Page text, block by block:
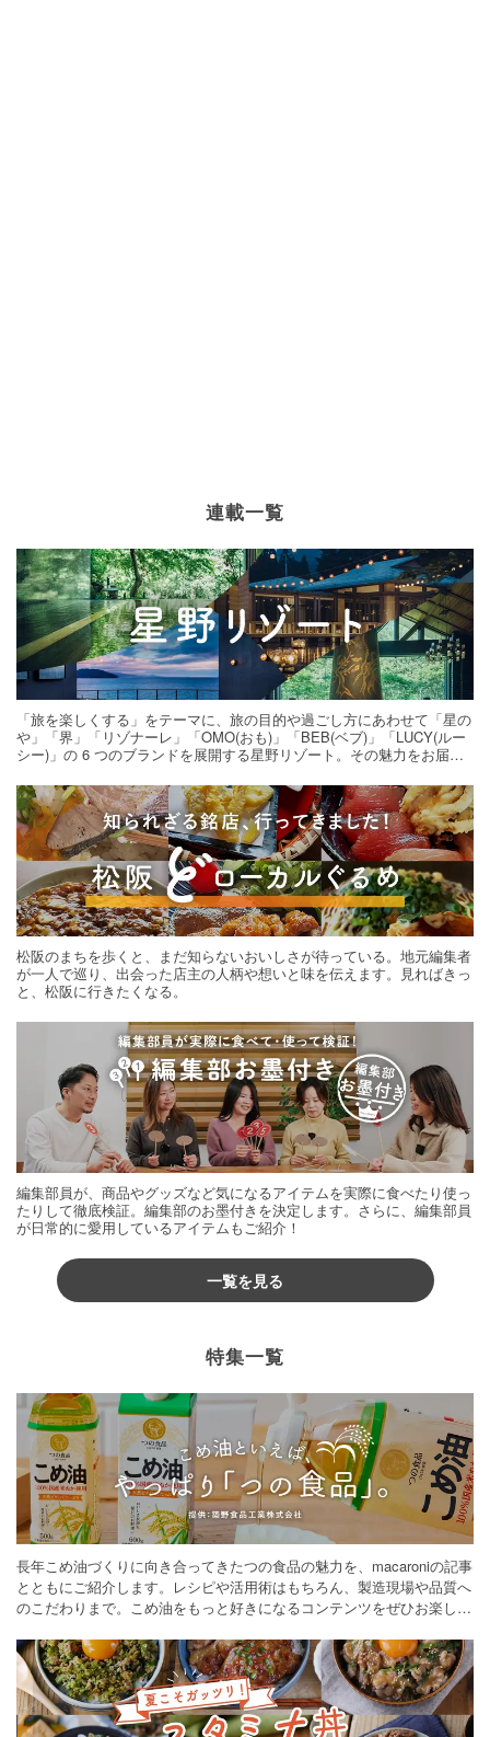
連載一覧
「旅を楽しくする」をテーマに、旅の目的や過ごし方にあわせて「星の
や」「界」「リゾナーレ」「OMO(おも)」「BEB(ベブ)」「LUCY(ルー
シー)」の 6 つのブランドを展開する星野リゾート。その魅力をお届け
松阪のまちを歩くと、まだ知らないおいしさが待っている。地元編集者
が一人で巡り、出会った店主の人柄や想いと味を伝えます。見ればきっ
と、松阪に行きたくなる。
編集部員が、商品やグッズなど気になるアイテムを実際に食べたり使っ
たりして徹底検証。編集部のお墨付きを決定します。さらに、編集部員
が日常的に愛用しているアイテムもご紹介！
一覧を見る
特集一覧
長年こめ油づくりに向き合ってきたつの食品の魅力を、macaroniの記事
とともにご紹介します。レシピや活用術はもちろん、製造現場や品質へ
のこだわりまで。こめ油をもっと好きになるコンテンツをぜひお楽しみ